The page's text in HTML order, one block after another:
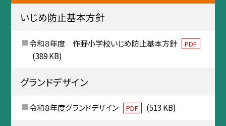
いじめ防止基本方針
令和８年度 作野小学校いじめ防止基本方針 PDF
(389 KB)
グランドデザイン
令和８年度グランドデザイン PDF (513 KB)